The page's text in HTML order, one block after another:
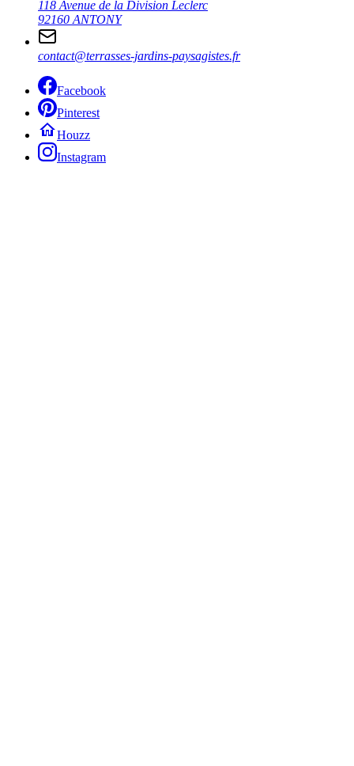
118 Avenue de la Division Leclerc
92160 ANTONY
contact@terrasses-jardins-paysagistes.fr
Facebook
Pinterest
Houzz
Instagram